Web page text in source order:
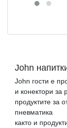
John
John гости е
и конектори
продуктите за
пневматика
както и